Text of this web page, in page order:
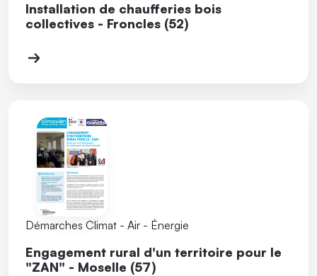
Installation de chaufferies bois
collectives - Froncles (52)
Démarches Climat - Air - Énergie
Engagement rural d'un territoire pour le
"ZAN" - Moselle (57)